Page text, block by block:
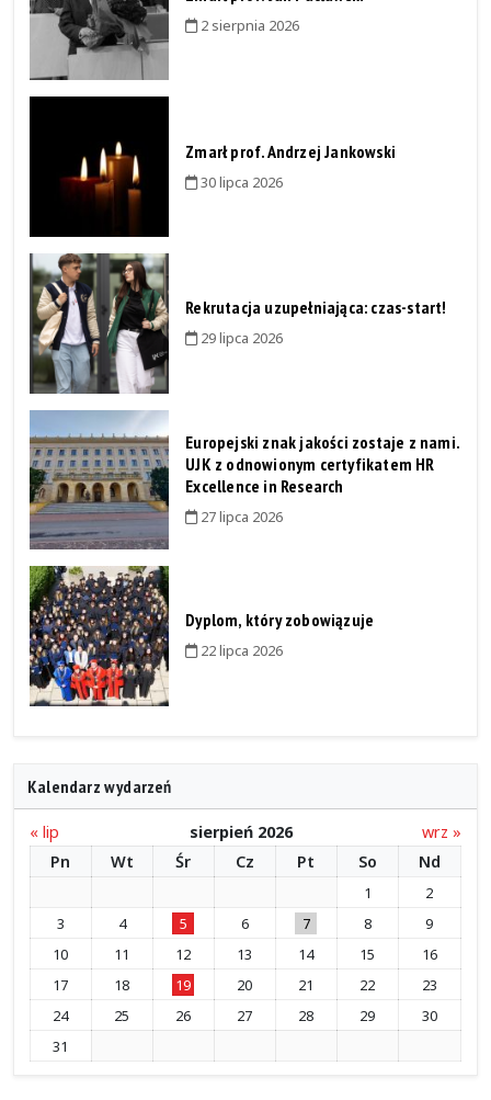
2 sierpnia 2026
Zmarł prof. Andrzej Jankowski
30 lipca 2026
Rekrutacja uzupełniająca: czas-start!
29 lipca 2026
Europejski znak jakości zostaje z nami.
UJK z odnowionym certyfikatem HR
Excellence in Research
27 lipca 2026
Dyplom, który zobowiązuje
22 lipca 2026
Kalendarz wydarzeń
« lip sierpień 2026
wrz »
Pn
Wt Śr Cz Pt So Nd
1
2
3
4 5 6 7 8
9
10
11 12 13 14 15
16
17
18 19 20 21 22
23
24
25 26 27 28 29
30
31